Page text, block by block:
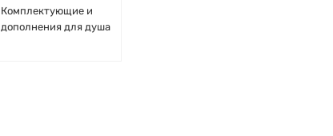
Комплектующие и
дополнения для душа